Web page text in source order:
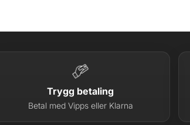
Trygg betaling
Betal med Vipps eller Klarna